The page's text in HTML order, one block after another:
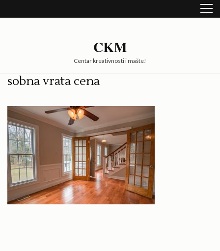
to
CKM
Centar kreativnosti i mašte!
sobna vrata cena